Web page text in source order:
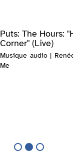
Puts: The Hours:
Corner" (Live)
Musique audio |
Me